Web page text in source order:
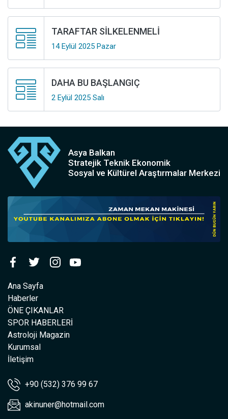
TARAFTAR SİLKELENMELİ
14 Eylül 2025 Pazar
DAHA BU BAŞLANGIÇ
2 Eylül 2025 Salı
Asya Balkan
Stratejik Teknik Ekonomik
Sosyal ve Kültürel Araştırmalar Merkezi
Ana Sayfa
Haberler
ÖNE ÇIKANLAR
SPOR HABERLERİ
Astroloji Magazin
Kurumsal
İletişim
+90 (532) 376 99 67
akinuner@hotmail.com